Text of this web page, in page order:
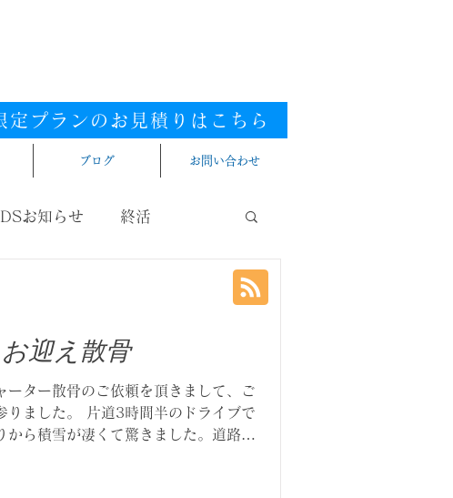
定プランのお見積りはこちら​
ブログ お問い合わせ
お知らせ 終活
迎え散骨
ーター散骨のご依頼を頂きまして、ご
りました。 片道3時間半のドライブで
ら積雪が凄くて驚きました。道路は